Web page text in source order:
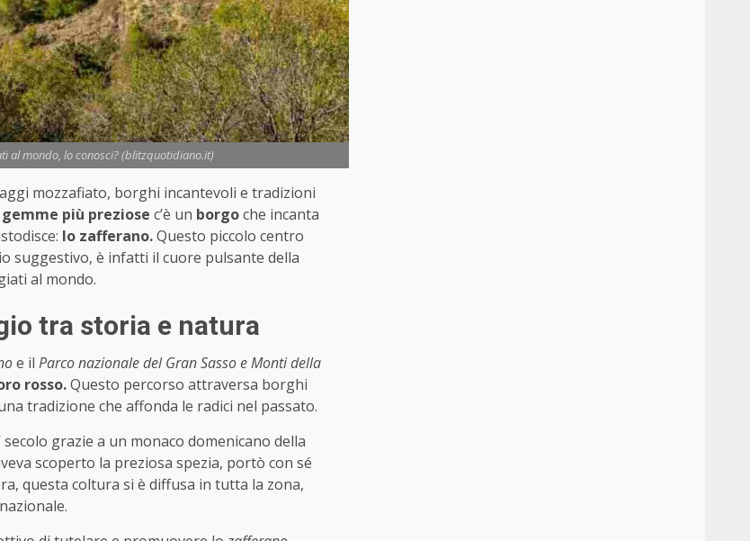
al mondo, lo conosci? (blitzquotidiano.it)
mozzafiato, borghi incantevoli e tradizioni
gemme più preziose c’è un borgoche incanta
lo zafferano.Questo piccolo centro
suggestivo, è infatti il cuore pulsante della
al mondo.
tra storia e natura
e il Parco nazionale del Gran Sasso e Monti della
rosso.Questo percorso attraversa borghi
tradizione che affonda le radici nel passato.
grazie a un monaco domenicano della
scoperto la preziosa spezia, portò con sé
questa coltura si è diffusa in tutta la zona,